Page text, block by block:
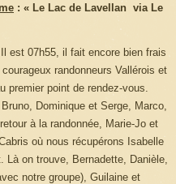
: « Le Lac de Lavellan via Le
est 07h55, il fait encore bien frais
randonneurs Vallérois et
premier point de rendez-vous.
Dominique et Serge, Marco,
à la randonnée, Marie-Jo et
où nous récupérons Isabelle
on trouve, Bernadette, Danièle,
notre groupe), Guilaine et